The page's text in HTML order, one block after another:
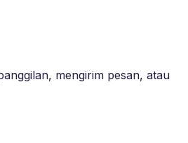
mengirim pesan, atau